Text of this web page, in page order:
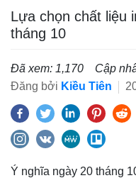
Lựa chọn chất liệu
tháng 10
Đã xem: 1,170
Cập
Đăng bởi Kiều Tiên
Ý nghĩa ngày 20 tháng